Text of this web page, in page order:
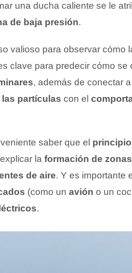
una ducha caliente se le
de baja presión.
valioso para observar cómo
clave para predecir cómo se
, además de conectar
partículas con el
saber que el
la formación de
de aire. Y es importante
(como un avión o un
.